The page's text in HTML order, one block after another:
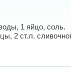
1 яйцо, соль.
2 ст.л.